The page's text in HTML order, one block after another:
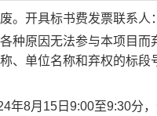
。开具标书费发票联系人
种原因无法参与本项目
、单位名称和弃权的标
年8月 15 日 9:00至9:30分